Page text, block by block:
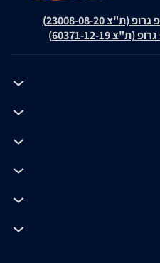
23008-08-20)
60371-12-19)